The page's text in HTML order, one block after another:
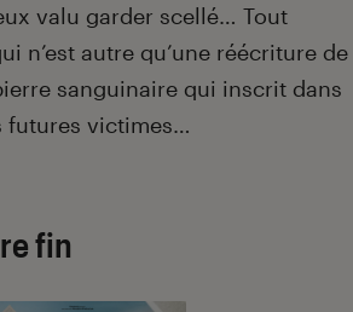
valu garder scellé… Tout
n’est autre qu’une réécriture de
sanguinaire qui inscrit dans
futures victimes…
fin